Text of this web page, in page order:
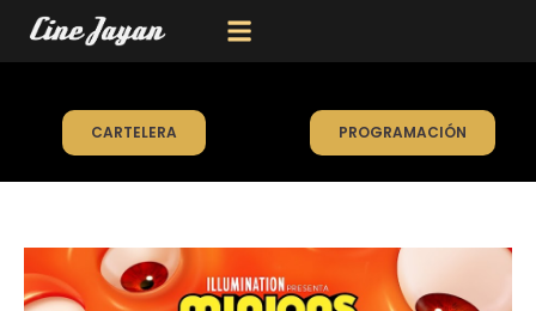
CARTELERA PROGRAMACIÓN